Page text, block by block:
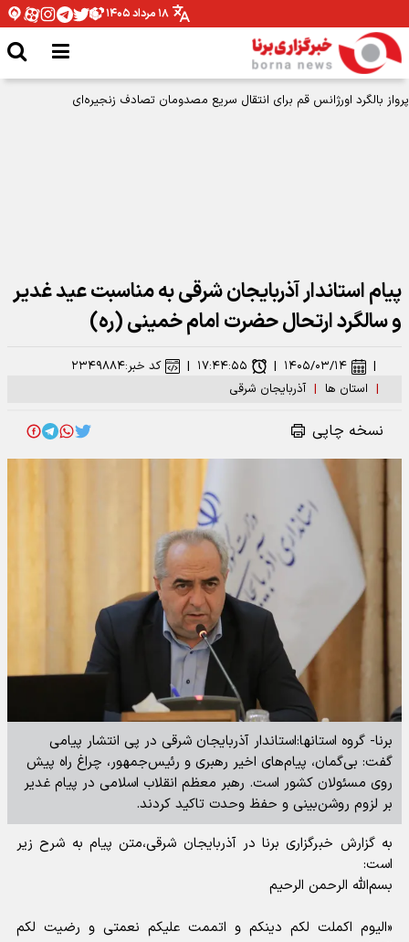
۱۸ مرداد ۱۴۰۵
پرواز بالگرد اورژانس قم برای انتقال سریع مصدومان تصادف زنجیره‌ای
پیام استاندار آذربایجان شرقی به مناسبت عید غدیر
و سالگرد ارتحال حضرت امام خمینی (ره)
| استان ها | آذربایجان شرقی
| ۱۴۰۵/۰۳/۱۴ | ۱۷:۴۴:۵۵ | کد خبر:۲۳۴۹۸۸۴
نسخه چاپی
برنا- گروه استانها:استاندار آذربایجان شرقی در پی انتشار پیامی
گفت: بی‌گمان، پیام‌های اخیر رهبری و رئیس‌جمهور، چراغ راه پیش
روی مسئولان کشور است. رهبر معظم انقلاب اسلامی در پیام غدیر
بر لزوم روشن‌بینی و حفظ وحدت تاکید کردند.
به گزارش خبرگزاری برنا در آذربایجان شرقی،متن پیام به شرح زیر
است:
بسم‌الله الرحمن‌ الرحیم
«الیوم اکملت لکم دینکم و اتممت علیکم نعمتی و رضیت لکم